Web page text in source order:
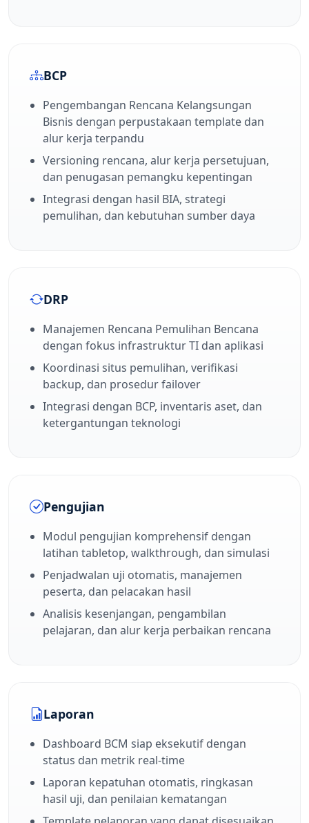
BCP
Pengembangan Rencana Kelangsungan
Bisnis dengan perpustakaan template dan
alur kerja terpandu
Versioning rencana, alur kerja persetujuan,
dan penugasan pemangku kepentingan
Integrasi dengan hasil BIA, strategi
pemulihan, dan kebutuhan sumber daya
DRP
Manajemen Rencana Pemulihan Bencana
dengan fokus infrastruktur TI dan aplikasi
Koordinasi situs pemulihan, verifikasi
backup, dan prosedur failover
Integrasi dengan BCP, inventaris aset, dan
ketergantungan teknologi
Pengujian
Modul pengujian komprehensif dengan
latihan tabletop, walkthrough, dan simulasi
Penjadwalan uji otomatis, manajemen
peserta, dan pelacakan hasil
Analisis kesenjangan, pengambilan
pelajaran, dan alur kerja perbaikan rencana
Laporan
Dashboard BCM siap eksekutif dengan
status dan metrik real-time
Laporan kepatuhan otomatis, ringkasan
hasil uji, dan penilaian kematangan